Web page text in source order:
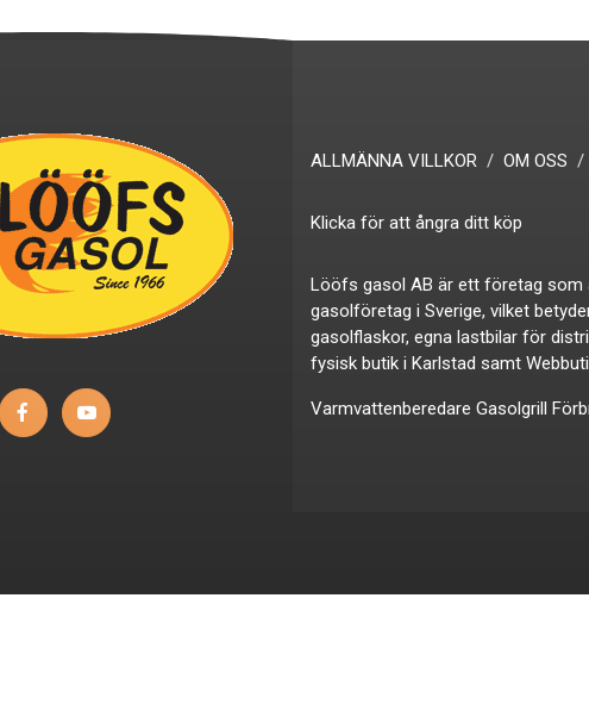
ALLMÄNNA VILLKOR OM OSS
Klicka för att ångra ditt köp
Lööfs gasol AB är ett företag som
gasolföretag i Sverige, vilket
gasolflaskor, egna lastbilar för
fysisk butik i Karlstad samt
Varmvattenberedare Gasolgrill